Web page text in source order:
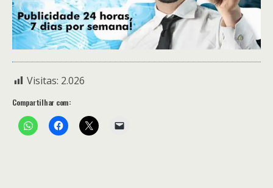
Visitas: 2.026
Compartilhar com: